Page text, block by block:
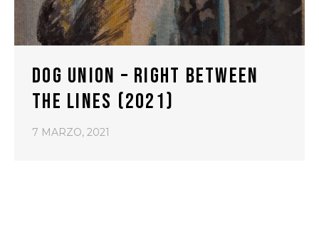
DOG UNION – RIGHT BETWEEN
THE LINES (2021)
7 MARZO, 2021